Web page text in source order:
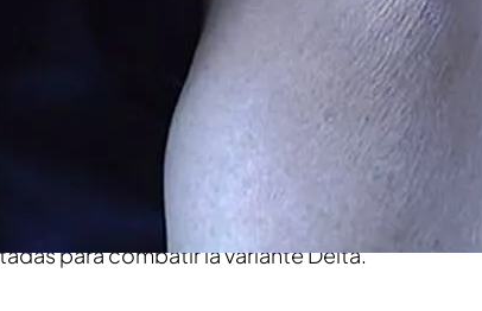
la posibilidad de inocular la tercera vacuna.
ahora, solo
debería administrarse a los más
pero también plantean que se empiecen a
para combatir la variante Delta.